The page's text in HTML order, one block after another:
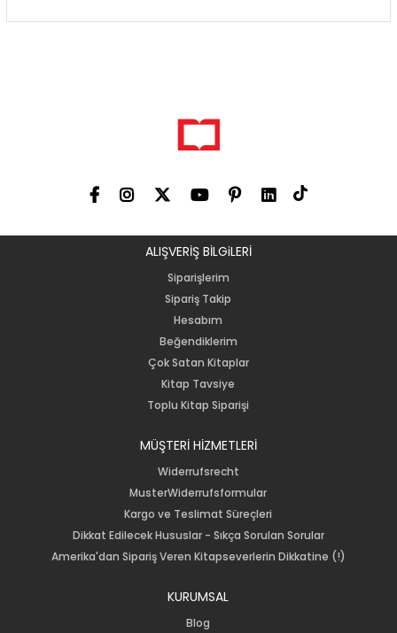
ALIŞVERİŞ BİLGiLERİ
Siparişlerim
Sipariş Takip
Hesabım
Beğendiklerim
Çok Satan Kitaplar
Kitap Tavsiye
Toplu Kitap Siparişi
MÜŞTERİ HİZMETLERİ
Widerrufsrecht
MusterWiderrufsformular
Kargo ve Teslimat Süreçleri
Dikkat Edilecek Hususlar - Sıkça Sorulan Sorular
Amerika'dan Sipariş Veren Kitapseverlerin Dikkatine (!)
KURUMSAL
Blog